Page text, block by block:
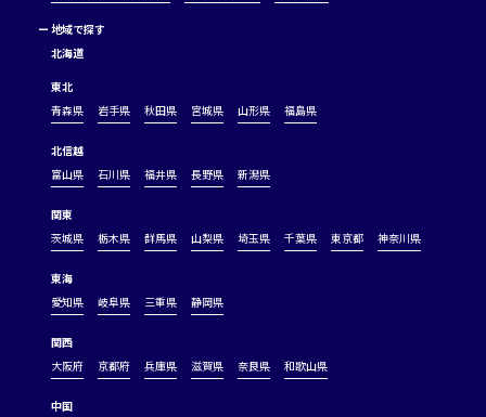
ー 地域で探す
北海道
東北
青森県
岩手県 秋田県 宮城県 山形県 福島県
北信越
富山県
石川県 福井県 長野県 新潟県
関東
茨城県
栃木県 群馬県 山梨県 埼玉県 千葉県 東京都 神奈川県
東海
愛知県
岐阜県 三重県 静岡県
関西
大阪府
京都府 兵庫県 滋賀県 奈良県 和歌山県
中国